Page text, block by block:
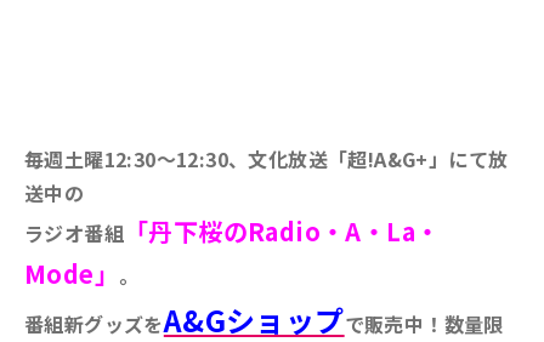
毎週土曜12:30～12:30、文化放送「超!A&G+」にて放
送中の
ラジオ番組 「丹下桜のRadio・A・La・
Mode」 。
番組新グッズをA&Gショップで販売中！数量限